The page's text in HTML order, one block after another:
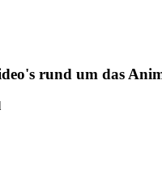
rund um das